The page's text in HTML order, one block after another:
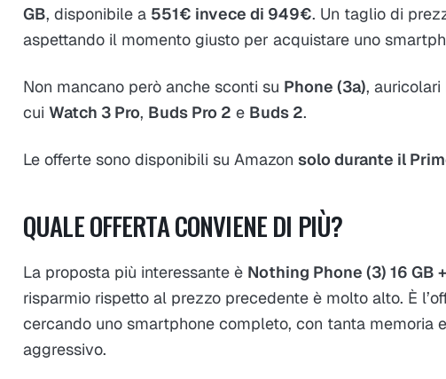
GB, disponibile a 551€ invece di 949€. Un taglio di
aspettando il momento giusto per acquistare uno
Non mancano però anche sconti su Phone (3a), auricolari
cui Watch 3 Pro, Buds Pro 2 e Buds 2.
Le offerte sono disponibili su Amazon solo durante il
QUALE OFFERTA CONVIENE DI PIÙ?
La proposta più interessante è Nothing Phone (3) 16 GB
risparmio rispetto al prezzo precedente è molto alto. È
cercando uno smartphone completo, con tanta memoria
aggressivo.